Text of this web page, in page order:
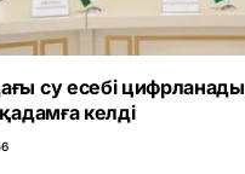
су есебі
келді